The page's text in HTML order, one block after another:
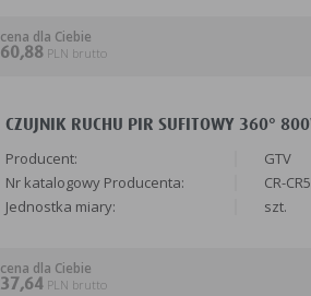
cena dla Ciebie
60,88 PLN brutto
CZUJNIK RUCHU PIR SUFITOWY 360°
Producent:
GTV
Nr katalogowy Producenta:
CR-
Jednostka miary:
szt.
cena dla Ciebie
37,64 PLN brutto